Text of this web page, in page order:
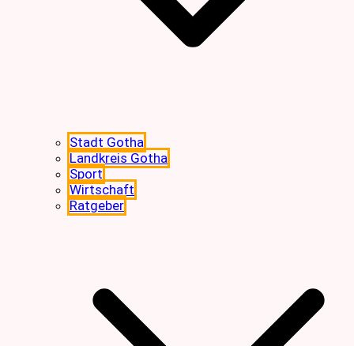
Stadt Gotha
Landkreis Gotha
Sport
Wirtschaft
Ratgeber